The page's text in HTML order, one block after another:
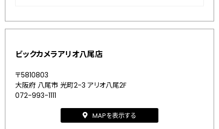
ビックカメラアリオ八尾店
〒5810803
大阪府 八尾市 光町2-3 アリオ八尾2F
072-993-1111
MAPを表示する